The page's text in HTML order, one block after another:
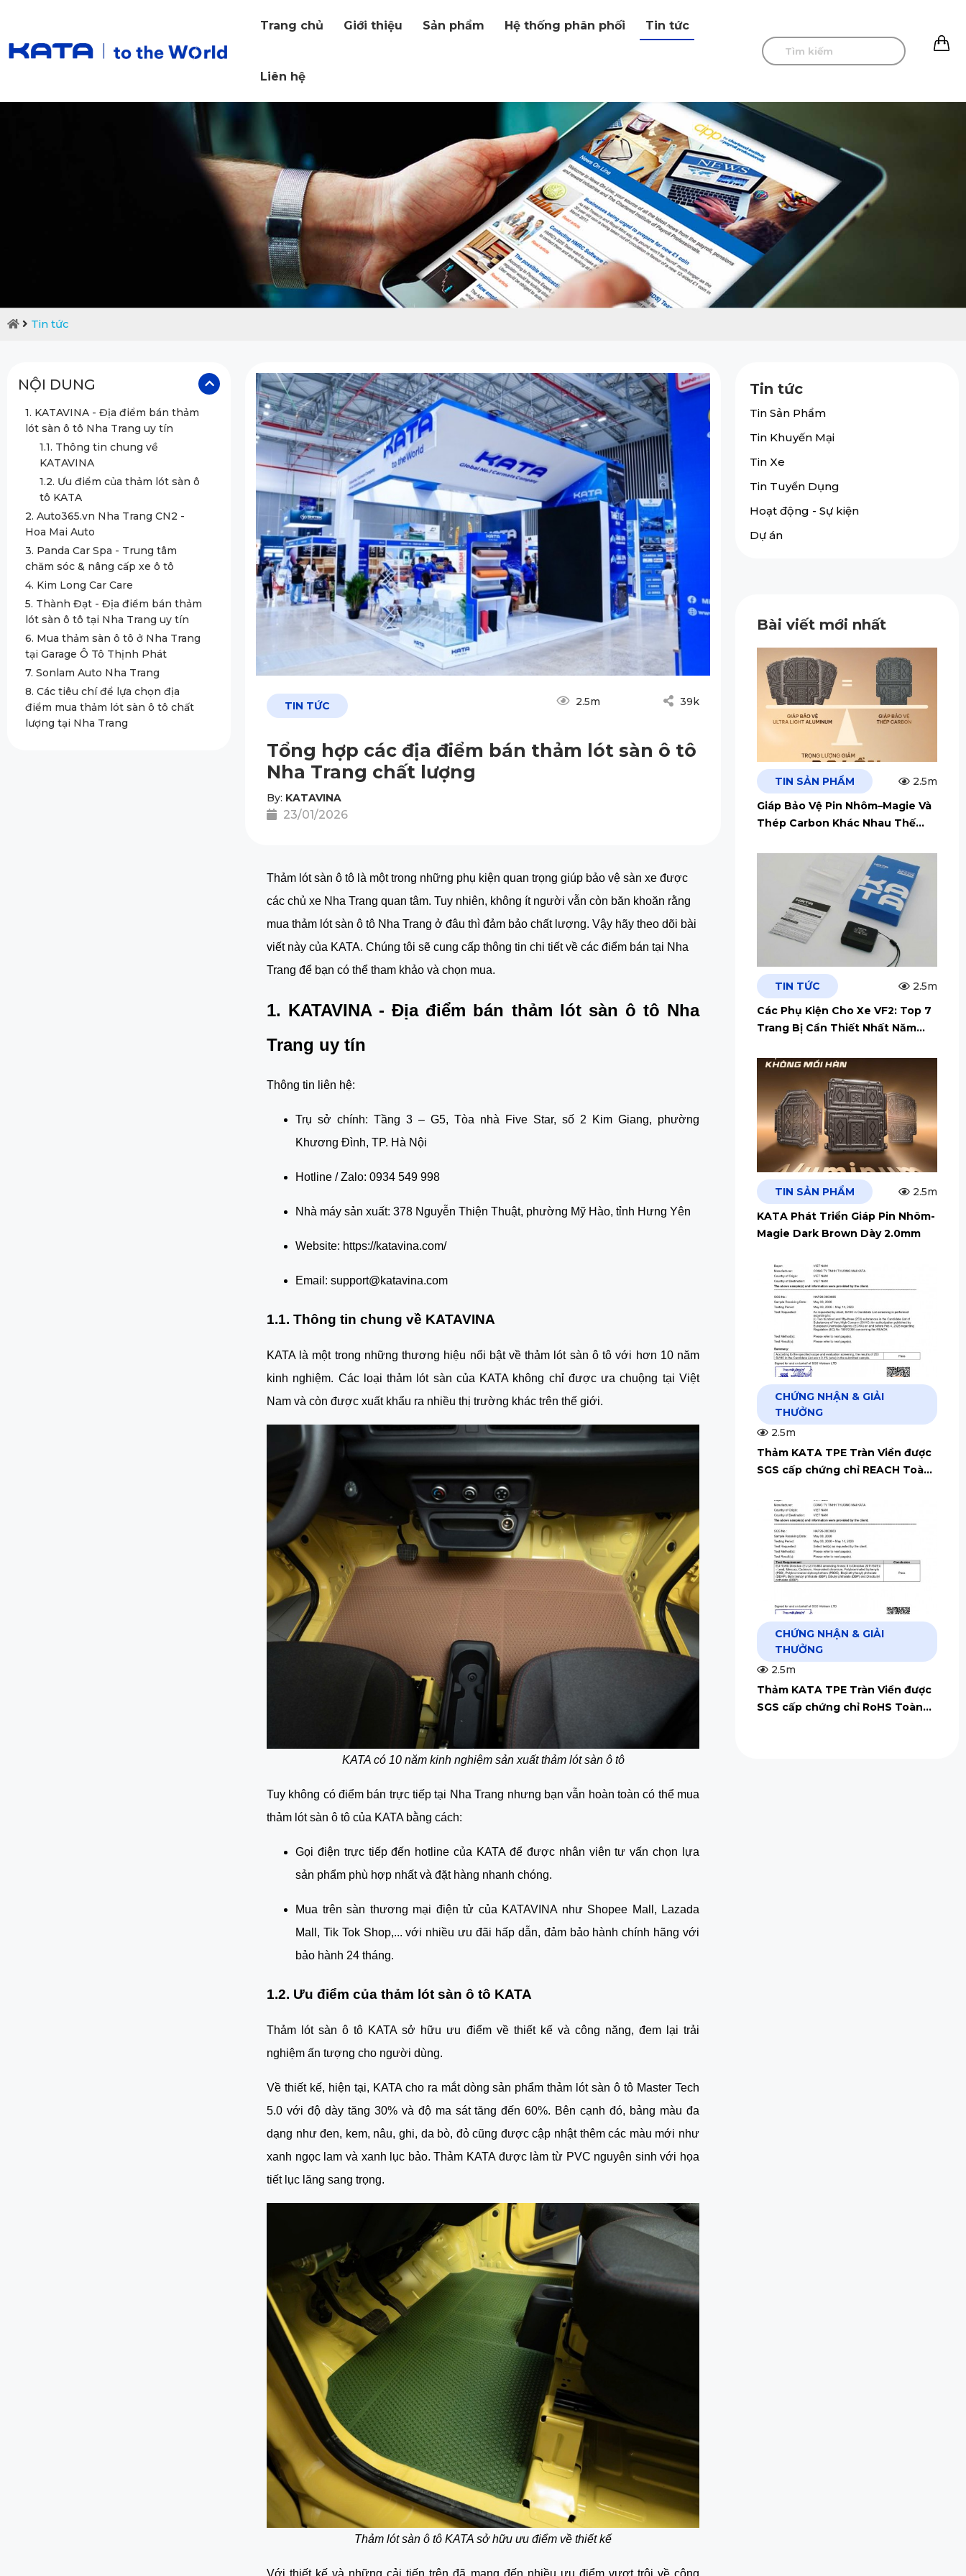
Trang chủ Giới thiệu Sản phẩm Hệ thống phân phối Tin tức
Liên hệ
Tin tức
NỘI DUNG
1. KATAVINA - Địa điểm bán thảm
lót sàn ô tô Nha Trang uy tín
1.1. Thông tin chung về
KATAVINA
1.2. Ưu điểm của thảm lót sàn ô
tô KATA
2. Auto365.vn Nha Trang CN2 -
Hoa Mai Auto
3. Panda Car Spa - Trung tâm
chăm sóc & nâng cấp xe ô tô
4. Kim Long Car Care
5. Thành Đạt - Địa điểm bán thảm
lót sàn ô tô tại Nha Trang uy tín
6. Mua thảm sàn ô tô ở Nha Trang
tại Garage Ô Tô Thịnh Phát
7. Sonlam Auto Nha Trang
8. Các tiêu chí để lựa chọn địa
điểm mua thảm lót sàn ô tô chất
lượng tại Nha Trang
TIN TỨC 2.5m 39k
Tổng hợp các địa điểm bán thảm lót sàn ô tô
Nha Trang chất lượng
By: KATAVINA
23/01/2026
Thảm lót sàn ô tô là một trong những phụ kiện quan trọng giúp bảo vệ sàn xe được
các chủ xe Nha Trang quan tâm. Tuy nhiên, không ít người vẫn còn băn khoăn rằng
mua thảm lót sàn ô tô Nha Trang ở đâu thì đảm bảo chất lượng. Vậy hãy theo dõi bài
viết này của KATA. Chúng tôi sẽ cung cấp thông tin chi tiết về các điểm bán tại Nha
Trang để bạn có thể tham khảo và chọn mua.
1. KATAVINA - Địa điểm bán thảm lót sàn ô tô Nha
Trang uy tín
Thông tin liên hệ:
Trụ sở chính: Tầng 3 – G5, Tòa nhà Five Star, số 2 Kim Giang, phường
Khương Đình, TP. Hà Nội
Hotline / Zalo: 0934 549 998
Nhà máy sản xuất: 378 Nguyễn Thiện Thuật, phường Mỹ Hào, tỉnh Hưng Yên
Website: https://katavina.com/
Email: support@katavina.com
1.1. Thông tin chung về KATAVINA
KATA là một trong những thương hiệu nổi bật về thảm lót sàn ô tô với hơn 10 năm
kinh nghiệm. Các loại thảm lót sàn của KATA không chỉ được ưa chuộng tại Việt
Nam và còn được xuất khẩu ra nhiều thị trường khác trên thế giới.
KATA có 10 năm kinh nghiệm sản xuất thảm lót sàn ô tô
Tuy không có điểm bán trực tiếp tại Nha Trang nhưng bạn vẫn hoàn toàn có thể mua
thảm lót sàn ô tô của KATA bằng cách:
Gọi điện trực tiếp đến hotline của KATA để được nhân viên tư vấn chọn lựa
sản phẩm phù hợp nhất và đặt hàng nhanh chóng.
Mua trên sàn thương mại điện tử của KATAVINA như Shopee Mall, Lazada
Mall, Tik Tok Shop,... với nhiều ưu đãi hấp dẫn, đảm bảo hành chính hãng với
bảo hành 24 tháng.
1.2. Ưu điểm của thảm lót sàn ô tô KATA
Thảm lót sàn ô tô KATA sở hữu ưu điểm về thiết kế và công năng, đem lại trải
nghiệm ấn tượng cho người dùng.
Về thiết kế, hiện tại, KATA cho ra mắt dòng sản phẩm thảm lót sàn ô tô Master Tech
5.0 với độ dày tăng 30% và độ ma sát tăng đến 60%. Bên cạnh đó, bảng màu đa
dạng như đen, kem, nâu, ghi, da bò, đỏ cũng được cập nhật thêm các màu mới như
xanh ngọc lam và xanh lục bảo. Thảm KATA được làm từ PVC nguyên sinh với họa
tiết lục lăng sang trọng.
Thảm lót sàn ô tô KATA sở hữu ưu điểm về thiết kế
Với thiết kế và những cải tiến trên đã mang đến nhiều ưu điểm vượt trội về công
Tin tức
Tin Sản Phẩm
Tin Khuyến Mại
Tin Xe
Tin Tuyển Dụng
Hoạt động - Sự kiện
Dự án
Bài viết mới nhất
TIN SẢN PHẨM
2.5m
Giáp Bảo Vệ Pin Nhôm–Magie Và
Thép Carbon Khác Nhau Thế
TIN TỨC
2.5m
Các Phụ Kiện Cho Xe VF2: Top 7
Trang Bị Cần Thiết Nhất Năm
TIN SẢN PHẨM
2.5m
KATA Phát Triển Giáp Pin Nhôm-
Magie Dark Brown Dày 2.0mm
CHỨNG NHẬN & GIẢI
THƯỞNG
2.5m
Thảm KATA TPE Tràn Viền được
SGS cấp chứng chỉ REACH Toàn
CHỨNG NHẬN & GIẢI
THƯỞNG
2.5m
Thảm KATA TPE Tràn Viền được
SGS cấp chứng chỉ RoHS Toàn